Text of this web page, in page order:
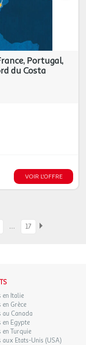
Portugal,
du Costa
VOIR L'OFFRE
… 17
en Italie
en Grèce
au Canada
en Egypte
en Turquie
aux Etats-Unis (USA)